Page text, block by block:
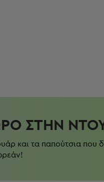
ΣΤΗΝ
και τα παπούτσια που